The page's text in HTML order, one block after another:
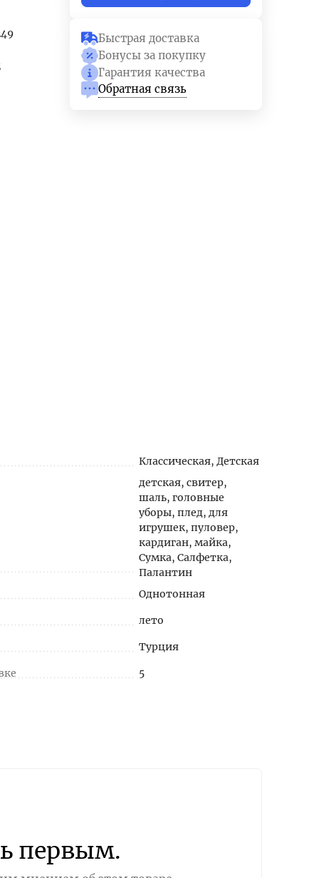
Быстрая доставка
Бонусы за покупку
Гарантия качества
Обратная связь
Классическая, Детская
детская, свитер,
шаль, головные
уборы, плед, для
игрушек, пуловер,
кардиган, майка,
Сумка, Салфетка,
Палантин
Однотонная
лето
Турция
5
первым.